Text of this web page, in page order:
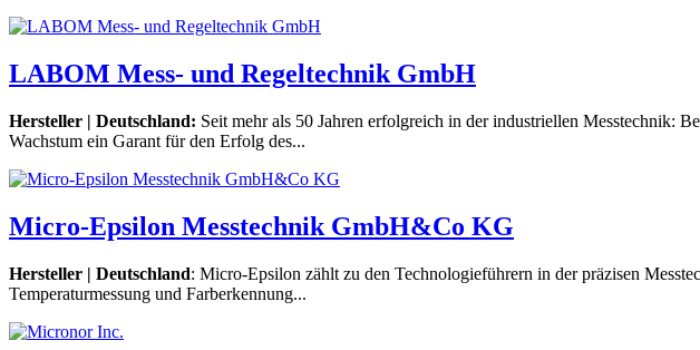
LABOM Mess- und Regeltechnik GmbH
Hersteller | Deutschland: Seit mehr als 50 Jahren erfolgreich in der industriellen Messtechnik:
Wachstum ein Garant für den Erfolg des...
Micro-Epsilon Messtechnik GmbH&Co KG
Hersteller | Deutschland: Micro-Epsilon zählt zu den Technologieführern in der präzisen
Temperaturmessung und Farberkennung...